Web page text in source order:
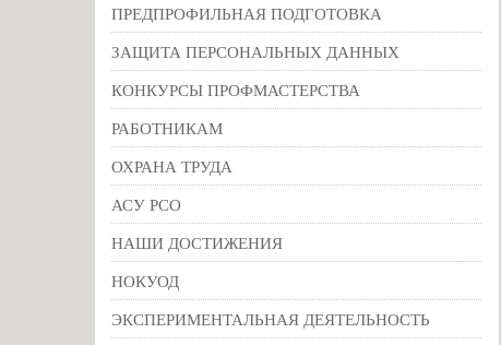
ПРЕДПРОФИЛЬНАЯ ПОДГОТОВКА
ЗАЩИТА ПЕРСОНАЛЬНЫХ ДАННЫХ
КОНКУРСЫ ПРОФМАСТЕРСТВА
РАБОТНИКАМ
ОХРАНА ТРУДА
АСУ РСО
НАШИ ДОСТИЖЕНИЯ
НОКУОД
ЭКСПЕРИМЕНТАЛЬНАЯ ДЕЯТЕЛЬНОСТЬ